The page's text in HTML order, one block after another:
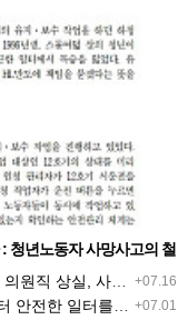
청년노동자 사망사고의 철
마련하라
+07.16
실, 사필귀정이다
+07.01
부 폭염감시단 선포 기자회견